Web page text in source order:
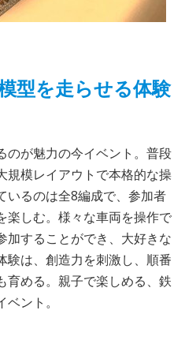
型を走らせる体験
のが魅力の今イベント。普段
規模レイアウトで本格的な操
いるのは全8編成で、参加者
楽しむ。様々な車両を操作で
加することができ、大好きな
験は、創造力を刺激し、順番
育める。親子で楽しめる、鉄
ント。